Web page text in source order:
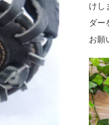
けし
ダー
お願